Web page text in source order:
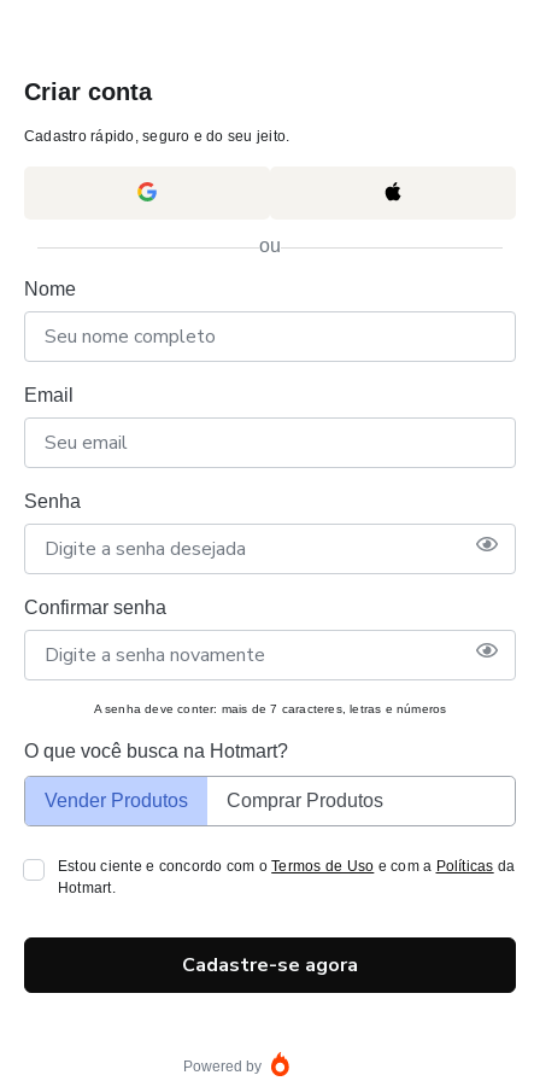
Criar conta
Cadastro rápido, seguro e do seu jeito.
ou
Nome
Email
Senha
Confirmar senha
A senha deve conter: mais de 7 caracteres, letras e números
O que você busca na Hotmart?
Vender Produtos Comprar Produtos
Estou ciente e concordo com oTermos de Uso e com a Políticas da
Hotmart.
Cadastre-se agora
Powered by